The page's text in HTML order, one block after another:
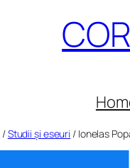
/Studii și eseuri / Ionelas